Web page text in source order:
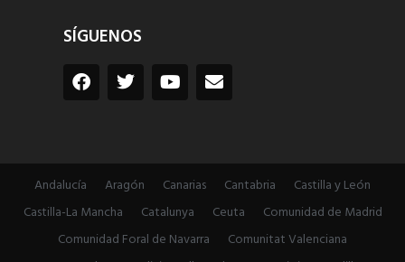
SÍGUENOS
Andalucía Aragón Canarias Cantabria
Castilla y León
Castilla-La Mancha
Catalunya Ceuta
Comunidad de Madrid
Comunidad Foral de Navarra
Comunitat Valenciana